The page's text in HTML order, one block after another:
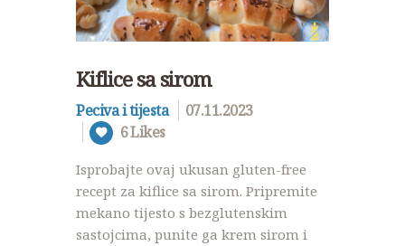
Kiflice sa sirom
Peciva i tijesta
07.11.2023
6Likes
Isprobajte ovaj ukusan gluten-free
recept za kiflice sa sirom. Pripremite
mekano tijesto s bezglutenskim
sastojcima, punite ga krem sirom i